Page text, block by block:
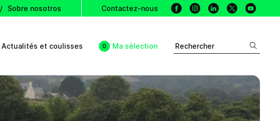
/ Sobre nosotros Contactez-nous Facebook
Instagram
Linkedin
X
Actualités et coulisses Ma sélection Rechercher